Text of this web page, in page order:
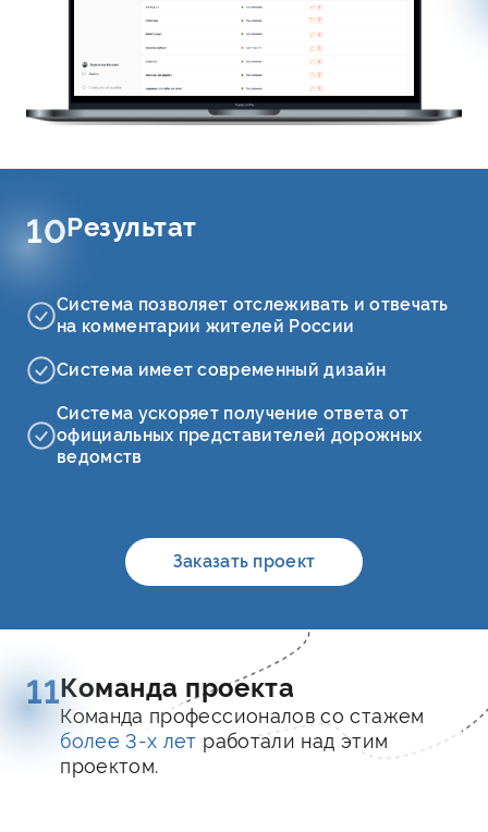
10Результат
Система позволяет отслеживать и отвечать
на комментарии жителей России
Система имеет современный дизайн
Система ускоряет получение ответа от
официальных представителей дорожных
ведомств
Заказать проект
11Команда проекта
Команда профессионалов со стажем
более 3-x лет работали над этим
проектом.